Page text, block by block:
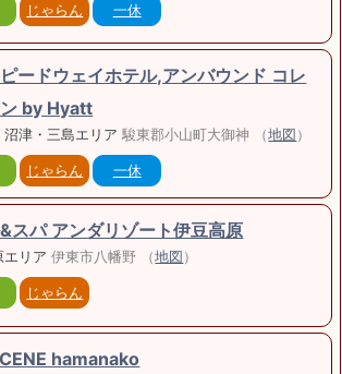
じゃらん 一休
ードウェイホテル,アンバウンド コレ
by Hyatt
沼津・三島エリア駿東郡小山町大御神 （地図）
じゃらん 一休
スパ アンダリゾート伊豆高原
エリア伊東市八幡野 （地図）
じゃらん
hamanako